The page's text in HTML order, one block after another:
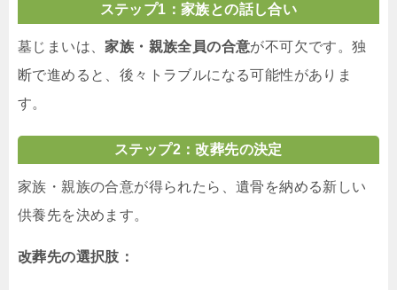
ステップ1：家族との話し合い
墓じまいは、 家族・親族全員の合意が不可欠です。独
断で進めると、後々トラブルになる可能性がありま
す。
ステップ2：改葬先の決定
家族・親族の合意が得られたら、遺骨を納める新しい
供養先を決めます。
改葬先の選択肢：